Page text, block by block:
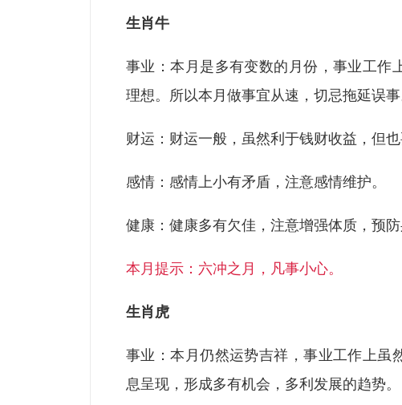
生肖牛
事业：本月是多有变数的月份，事业工作
理想。所以本月做事宜从速，切忌拖延误事
财运：财运一般，虽然利于钱财收益，但也
感情：感情上小有矛盾，注意感情维护。
健康：健康多有欠佳，注意增强体质，预防
本月提示：六冲之月，凡事小心。
生肖虎
事业：本月仍然运势吉祥，事业工作上虽
息呈现，形成多有机会，多利发展的趋势。